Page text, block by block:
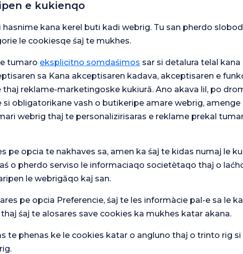
Sondaj general
de satisfacție
e kukienqo
hasnime kana kerel buti kadi webrig. Tu san pherdo
le cookiesqe śaj te mukhes.
tumaro eksplicitno somdaśimos sar si detalura telal
sa Kana akceptisaren kadava, akceptisaren e
thaj reklame-marketingoske kukiură. Ano akava lil, po
si obligatorikane vash o butikeripe amare webrig, amenge
webrig thaj te personalizirisaras e reklame prekal
pe opcia te nakhaves sa, amen ka śaj te kidas numaj le
o pherdo serviso le informaciaqo societètaqo thaj o
le webrigăqo kaj san.
pe opcia Preferencie, śaj te les informàcie pal-e sa le
śaj te alosares save cookies ka mukhes katar akana.
te phenas ke le cookies katar o angluno thaj o trinto rig